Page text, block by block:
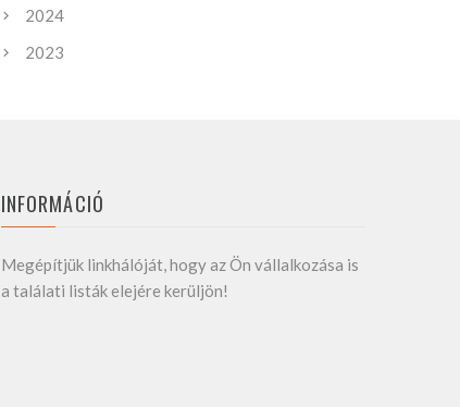
2024
2023
INFORMÁCIÓ
Megépítjük linkhálóját, hogy az Ön vállalkozása is
a találati listák elejére kerüljön!